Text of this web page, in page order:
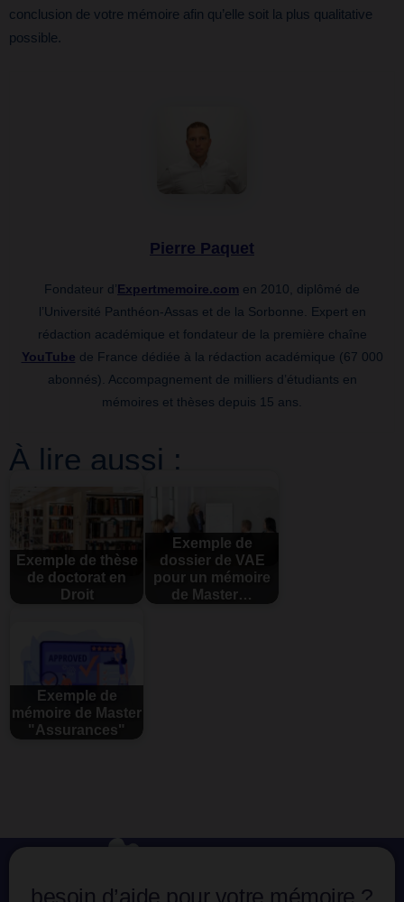
conclusion de votre mémoire afin qu’elle soit la plus qualitative
possible.
Pierre Paquet
Fondateur d’Expertmemoire.com en 2010, diplômé de
l’Université Panthéon-Assas et de la Sorbonne. Expert en
rédaction académique et fondateur de la première chaîne
YouTube de France dédiée à la rédaction académique (67 000
abonnés). Accompagnement de milliers d’étudiants en
mémoires et thèses depuis 15 ans.
À lire aussi :
Exemple de thèse
de doctorat en
Droit
Exemple de
dossier de VAE
pour un mémoire
de Master…
Exemple de
mémoire de Master
"Assurances"